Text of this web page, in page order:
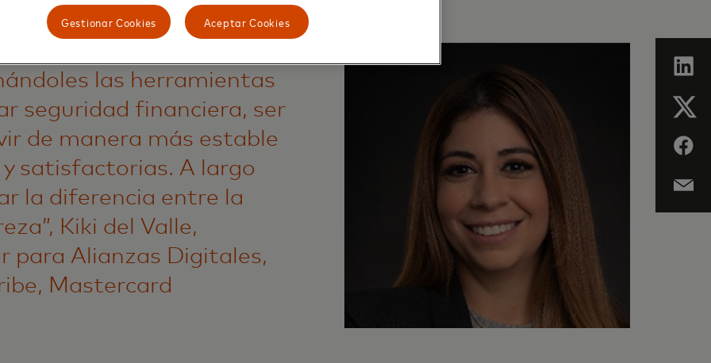
ayuda a las personas a
las herramientas
seguridad financiera, ser
de manera más estable
satisfactorias. A largo
la diferencia entre la
Kiki del Valle,
para Alianzas Digitales,
Mastercard
Aceptar Cookies
Gestionar Cookies